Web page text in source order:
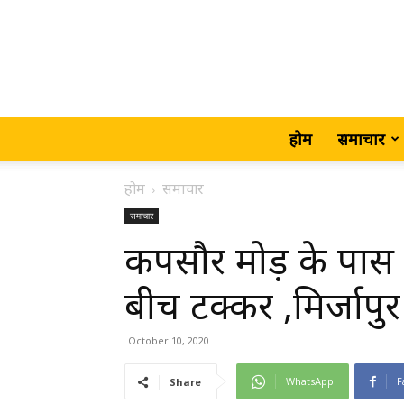
होम समाचार
होम समाचार
समाचार
कपसौर मोड़ के पास
बीच टक्कर ,मिर्जापुर
October 10, 2020
Share WhatsApp